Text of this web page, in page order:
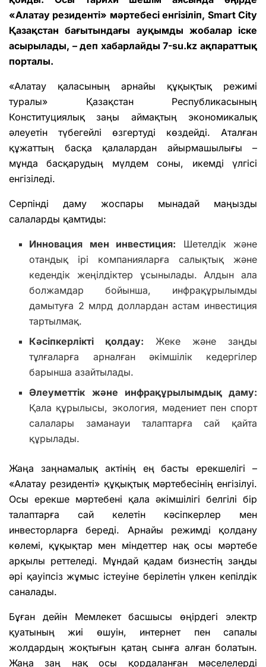
«Алатау резиденті» мәртебесі енгізіліп, Smart City
Қазақстан бағытындағы ауқымды жобалар іске
асырылады, – деп хабарлайды 7-su.kz ақпараттық
порталы.
«Алатау қаласының арнайы құқықтық режимі
туралы» Қазақстан Республикасының
Конституциялық заңы аймақтың экономикалық
әлеуетін түбегейлі өзгертуді көздейді. Аталған
құжаттың басқа қалалардан айырмашылығы –
мұнда басқарудың мүлдем соны, икемді үлгісі
енгізіледі.
Серпінді даму жоспары мынадай маңызды
салаларды қамтиды:
Инновация мен инвестиция: Шетелдік және
отандық ірі компанияларға салықтық және
кедендік жеңілдіктер ұсынылады. Алдын ала
болжамдар бойынша, инфрақұрылымды
дамытуға 2 млрд доллардан астам инвестиция
тартылмақ.
Кәсіпкерлікті қолдау: Жеке және заңды
тұлғаларға арналған әкімшілік кедергілер
барынша азайтылады.
Әлеуметтік және инфрақұрылымдық даму:
Қала құрылысы, экология, мәдениет пен спорт
салалары заманауи талаптарға сай қайта
құрылады.
Жаңа заңнамалық актінің ең басты ерекшелігі –
«Алатау резиденті» құқықтық мәртебесінің енгізілуі.
Осы ерекше мәртебені қала әкімшілігі белгілі бір
талаптарға сай келетін кәсіпкерлер мен
инвесторларға береді. Арнайы режимді қолдану
көлемі, құқықтар мен міндеттер нақ осы мәртебе
арқылы реттеледі. Мұндай қадам бизнестің заңды
әрі қауіпсіз жұмыс істеуіне берілетін үлкен кепілдік
саналады.
Бұған дейін Мемлекет басшысы өңірдегі электр
қуатының жиі өшуін, интернет пен сапалы
жолдардың жоқтығын қатаң сынға алған болатын.
Жаңа заң нақ осы қордаланған мәселелерді